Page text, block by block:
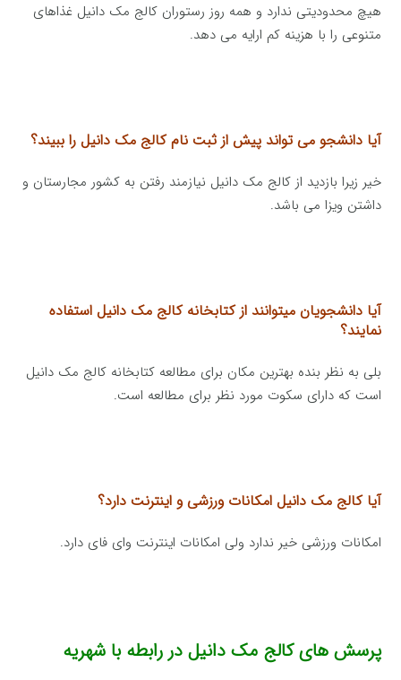
هیچ محدودیتی ندارد و همه روز رستوران کالج مک دانیل غذاهای
متنوعی را با هزینه کم ارایه می دهد.
آیا دانشجو می تواند پیش از ثبت نام کالج مک دانیل را ببیند؟
خیر زیرا بازدید از کالج مک دانیل نیازمند رفتن به کشور مجارستان و
داشتن ویزا می باشد.
آیا دانشجویان میتوانند از کتابخانه کالج مک دانیل استفاده
نمایند؟
بلی به نظر بنده بهترین مکان برای مطالعه کتابخانه کالج مک دانیل
است که دارای سکوت مورد نظر برای مطالعه است.
آیا کالج مک دانیل امکانات ورزشی و اینترنت دارد؟
امکانات ورزشی خیر ندارد ولی امکانات اینترنت وای فای دارد.
پرسش های کالج مک دانیل در رابطه با شهریه